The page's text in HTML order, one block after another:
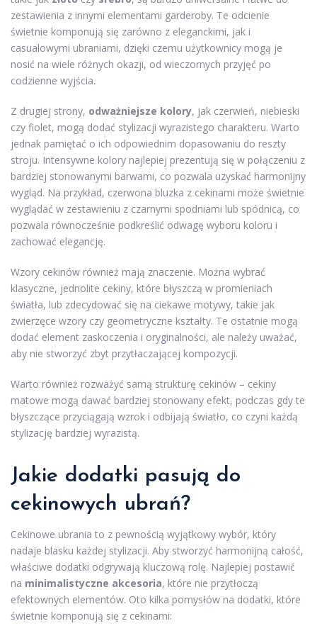
zestawienia z innymi elementami garderoby. Te odcienie
świetnie komponują się zarówno z eleganckimi, jak i
casualowymi ubraniami, dzięki czemu użytkownicy mogą je
nosić na wiele różnych okazji, od wieczornych przyjęć po
codzienne wyjścia.
Z drugiej strony, odważniejsze kolory, jak czerwień, niebieski
czy fiolet, mogą dodać stylizacji wyrazistego charakteru. Warto
jednak pamiętać o ich odpowiednim dopasowaniu do reszty
stroju. Intensywne kolory najlepiej prezentują się w połączeniu z
bardziej stonowanymi barwami, co pozwala uzyskać harmonijny
wygląd. Na przykład, czerwona bluzka z cekinami może świetnie
wyglądać w zestawieniu z czarnymi spodniami lub spódnicą, co
pozwala równocześnie podkreślić odwagę wyboru koloru i
zachować elegancję.
Wzory cekinów również mają znaczenie. Można wybrać
klasyczne, jednolite cekiny, które błyszczą w promieniach
światła, lub zdecydować się na ciekawe motywy, takie jak
zwierzęce wzory czy geometryczne kształty. Te ostatnie mogą
dodać element zaskoczenia i oryginalności, ale należy uważać,
aby nie stworzyć zbyt przytłaczającej kompozycji.
Warto również rozważyć samą strukturę cekinów – cekiny
matowe mogą dawać bardziej stonowany efekt, podczas gdy te
błyszczące przyciągają wzrok i odbijają światło, co czyni każdą
stylizację bardziej wyrazistą.
Jakie dodatki pasują do
cekinowych ubrań?
Cekinowe ubrania to z pewnością wyjątkowy wybór, który
nadaje blasku każdej stylizacji. Aby stworzyć harmonijną całość,
właściwe dodatki odgrywają kluczową rolę. Najlepiej postawić
na minimalistyczne akcesoria, które nie przytłoczą
efektownych elementów. Oto kilka pomysłów na dodatki, które
świetnie komponują się z cekinami: